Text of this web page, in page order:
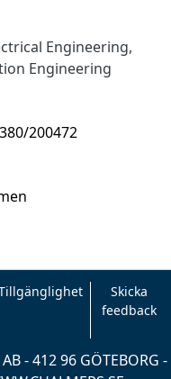
Engineering,
Engineering
200472
Skicka
feedback
- 412 96 GÖTEBORG -